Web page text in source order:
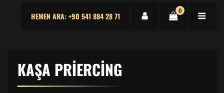
0
HEMEN ARA: +90 541 884 28 71
KAŞA PRIERCING